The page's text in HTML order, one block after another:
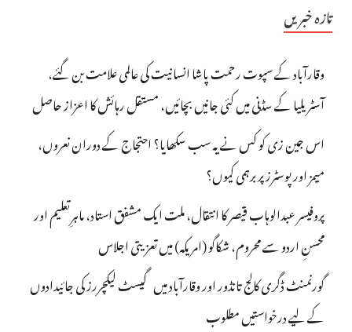
تازہ خبریں
وقارآباد کے سپوت رحمت پاشا انسانیت کی عالمی علامت بن گئے،
آسٹریلیا کے سڈنی میں کئی جانیں بچائیں، مستقل رہائش کا اعزاز حاصل
اس جین زی کو کس نے یہ سب سکھایا؟ احتجاج کے دوران نعروں،
میمز اور پوسٹرز پر برہمی کیوں؟
پروفیسر عبدالوہاب قیصر کا انتقال، ملت ایک مشفق استاد، ماہرِتعلیم اور
محسنِ اردو سے محروم، شکاگو (امریکہ) میں تعزیتی اجلاس
گورنمنٹ ڈگری کالج تانڈور اور وقارآباد میں گیسٹ لیکچررز کی جائیدادوں
کے لیے درخواستیں مطلوب